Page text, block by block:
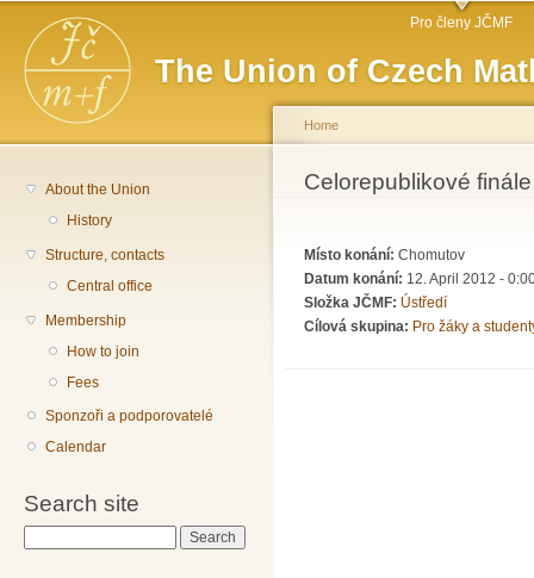
The Union of Czech
Main menu Pro členy JČMF
About the Union
History
Structure, contacts
Central office
Membership
How to join
Fees
Sponzoři a podporovatelé
Calendar
Search site
You are here
Home
Celorepublikové
Místo konání: Chomutov
Datum konání: 12. April 2012 -
Složka JČMF: Ústředí
Cílová skupina: Pro žáky a